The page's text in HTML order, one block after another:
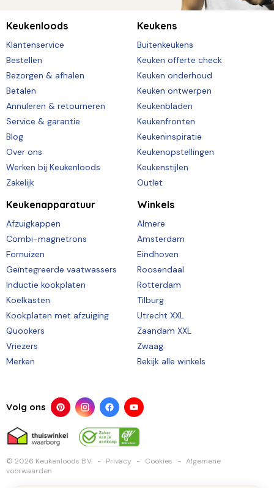
Keukenloods
Klantenservice
Bestellen
Bezorgen & afhalen
Betalen
Annuleren & retourneren
Service & garantie
Blog
Over ons
Werken bij Keukenloods
Zakelijk
Keukens
Buitenkeukens
Keuken offerte check
Keuken onderhoud
Keuken ontwerpen
Keukenbladen
Keukenfronten
Keukeninspiratie
Keukenopstellingen
Keukenstijlen
Outlet
Keukenapparatuur
Afzuigkappen
Combi-magnetrons
Fornuizen
Geïntegreerde vaatwassers
Inductie kookplaten
Koelkasten
Kookplaten met afzuiging
Quookers
Vriezers
Merken
Winkels
Almere
Amsterdam
Eindhoven
Roosendaal
Rotterdam
Tilburg
Utrecht XXL
Zaandam XXL
Zwaag
Bekijk alle winkels
Volg ons
© 2026 Keukenloods B.V. Privacy Cookies
Algemene
voorwaarden